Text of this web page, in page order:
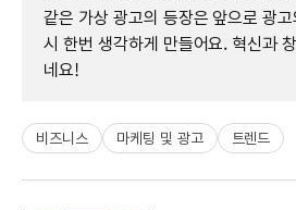
같은 가상 광고의 등장은 앞으로 광
시 한번 생각하게 만들어요. 혁신과
네요!
비즈니스 마케팅 및 광고 트렌드